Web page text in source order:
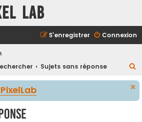
Lab
Connexion
S’enregistrer
Sujets sans réponse
e